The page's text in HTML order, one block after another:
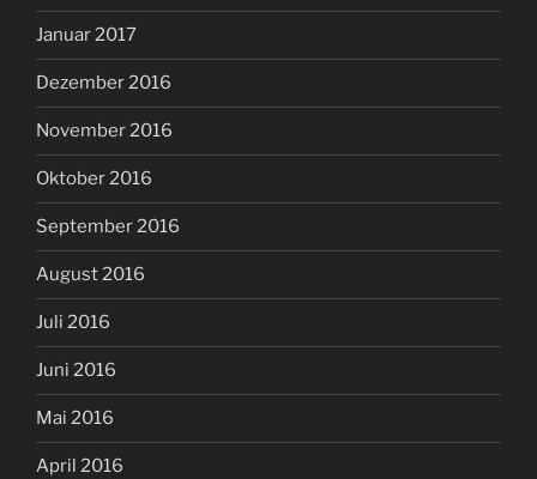
Januar 2017
Dezember 2016
November 2016
Oktober 2016
September 2016
August 2016
Juli 2016
Juni 2016
Mai 2016
April 2016